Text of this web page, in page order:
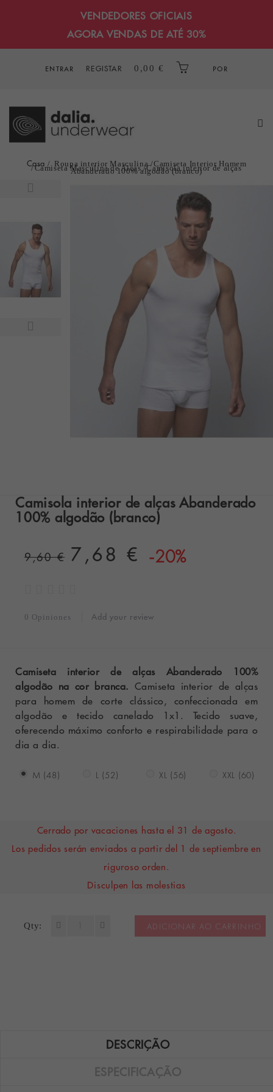
VENDEDORES OFICIAIS
AGORA VENDAS DE ATÉ 30%
ENTRAR REGISTAR 0,00 € POR
Casa Roupa interior Masculina Camiseta Interior Homem
Camiseta Masculina de Alças Camisola interior de alças
Abanderado 100% algodão (branco)
Camisola interior de alças Abanderado
100% algodão (branco)
9,60 € 7,68 € -20%
0 Opiniones Add your review
Camiseta interior de alças Abanderado 100%
algodão na cor branca. Camiseta interior de alças
para homem de corte clássico, confeccionada em
algodão e tecido canelado 1x1. Tecido suave,
oferecendo máximo conforto e respirabilidade para o
dia a dia.
M (48) L (52) XL (56) XXL (60)
Cerrado por vacaciones hasta el 31 de agosto.
Los pedidos serán enviados a partir del 1 de septiembre en
riguroso orden.
Disculpen las molestias
Qty: ADICIONAR AO CARRINHO
DESCRIÇÃO
ESPECIFICAÇÃO